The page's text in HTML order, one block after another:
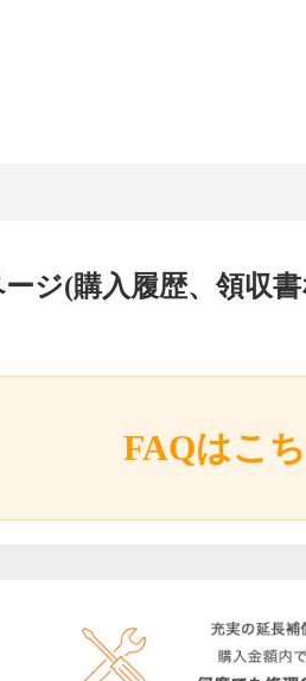
ジ(購入履歴、領収
FAQはこ